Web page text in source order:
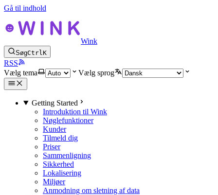
Gå til indhold
Wink
SøgCtrlK
RSS
Vælg tema
Vælg sprog
Getting Started
Introduktion til Wink
Nøglefunktioner
Kunder
Tilmeld dig
Priser
Sammenligning
Sikkerhed
Lokalisering
Miljøer
Anmodning om sletning af data